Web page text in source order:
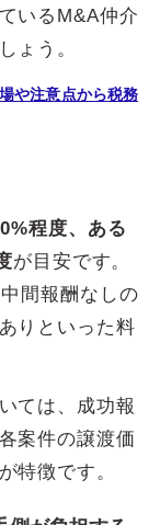
いるM&A仲介
ょう。
や注意点から税務
程度、ある
が目安です。
間報酬なしの
りといった料
ては、成功報
案件の譲渡価
特徴です。